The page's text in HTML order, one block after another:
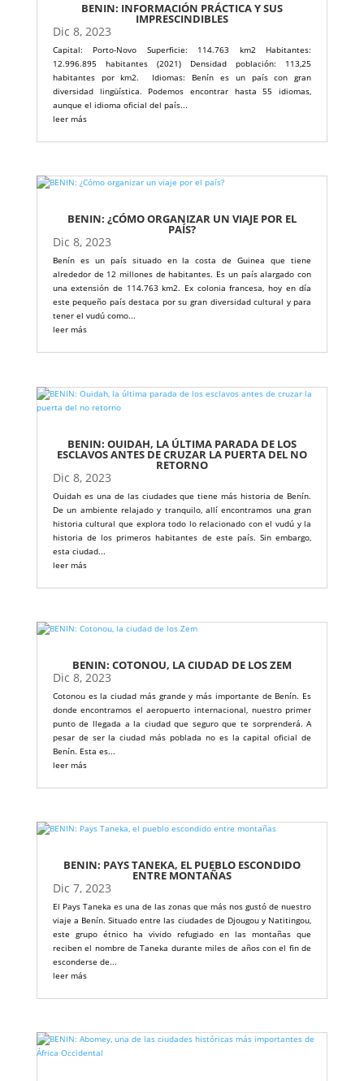
BENIN: INFORMACIÓN PRÁCTICA Y SUS
IMPRESCINDIBLES
Dic 8, 2023
Capital: Porto-Novo Superficie: 114.763 km2 Habitantes:
12.996.895 habitantes (2021) Densidad población: 113,25
habitantes por km2. Idiomas: Benín es un país con gran
diversidad lingüística. Podemos encontrar hasta 55 idiomas,
aunque el idioma oficial del país...
leer más
BENIN: ¿CÓMO ORGANIZAR UN VIAJE POR EL
PAÍS?
Dic 8, 2023
Benín es un país situado en la costa de Guinea que tiene
alrededor de 12 millones de habitantes. Es un país alargado con
una extensión de 114.763 km2. Ex colonia francesa, hoy en día
este pequeño país destaca por su gran diversidad cultural y para
tener el vudú como...
leer más
BENIN: OUIDAH, LA ÚLTIMA PARADA DE LOS
ESCLAVOS ANTES DE CRUZAR LA PUERTA DEL NO
RETORNO
Dic 8, 2023
Ouidah es una de las ciudades que tiene más historia de Benín.
De un ambiente relajado y tranquilo, allí encontramos una gran
historia cultural que explora todo lo relacionado con el vudú y la
historia de los primeros habitantes de este país. Sin embargo,
esta ciudad...
leer más
BENIN: COTONOU, LA CIUDAD DE LOS ZEM
Dic 8, 2023
Cotonou es la ciudad más grande y más importante de Benín. Es
donde encontramos el aeropuerto internacional, nuestro primer
punto de llegada a la ciudad que seguro que te sorprenderá. A
pesar de ser la ciudad más poblada no es la capital oficial de
Benín. Esta es...
leer más
BENIN: PAYS TANEKA, EL PUEBLO ESCONDIDO
ENTRE MONTAÑAS
Dic 7, 2023
El Pays Taneka es una de las zonas que más nos gustó de nuestro
viaje a Benín. Situado entre las ciudades de Djougou y Natitingou,
este grupo étnico ha vivido refugiado en las montañas que
reciben el nombre de Taneka durante miles de años con el fin de
esconderse de...
leer más